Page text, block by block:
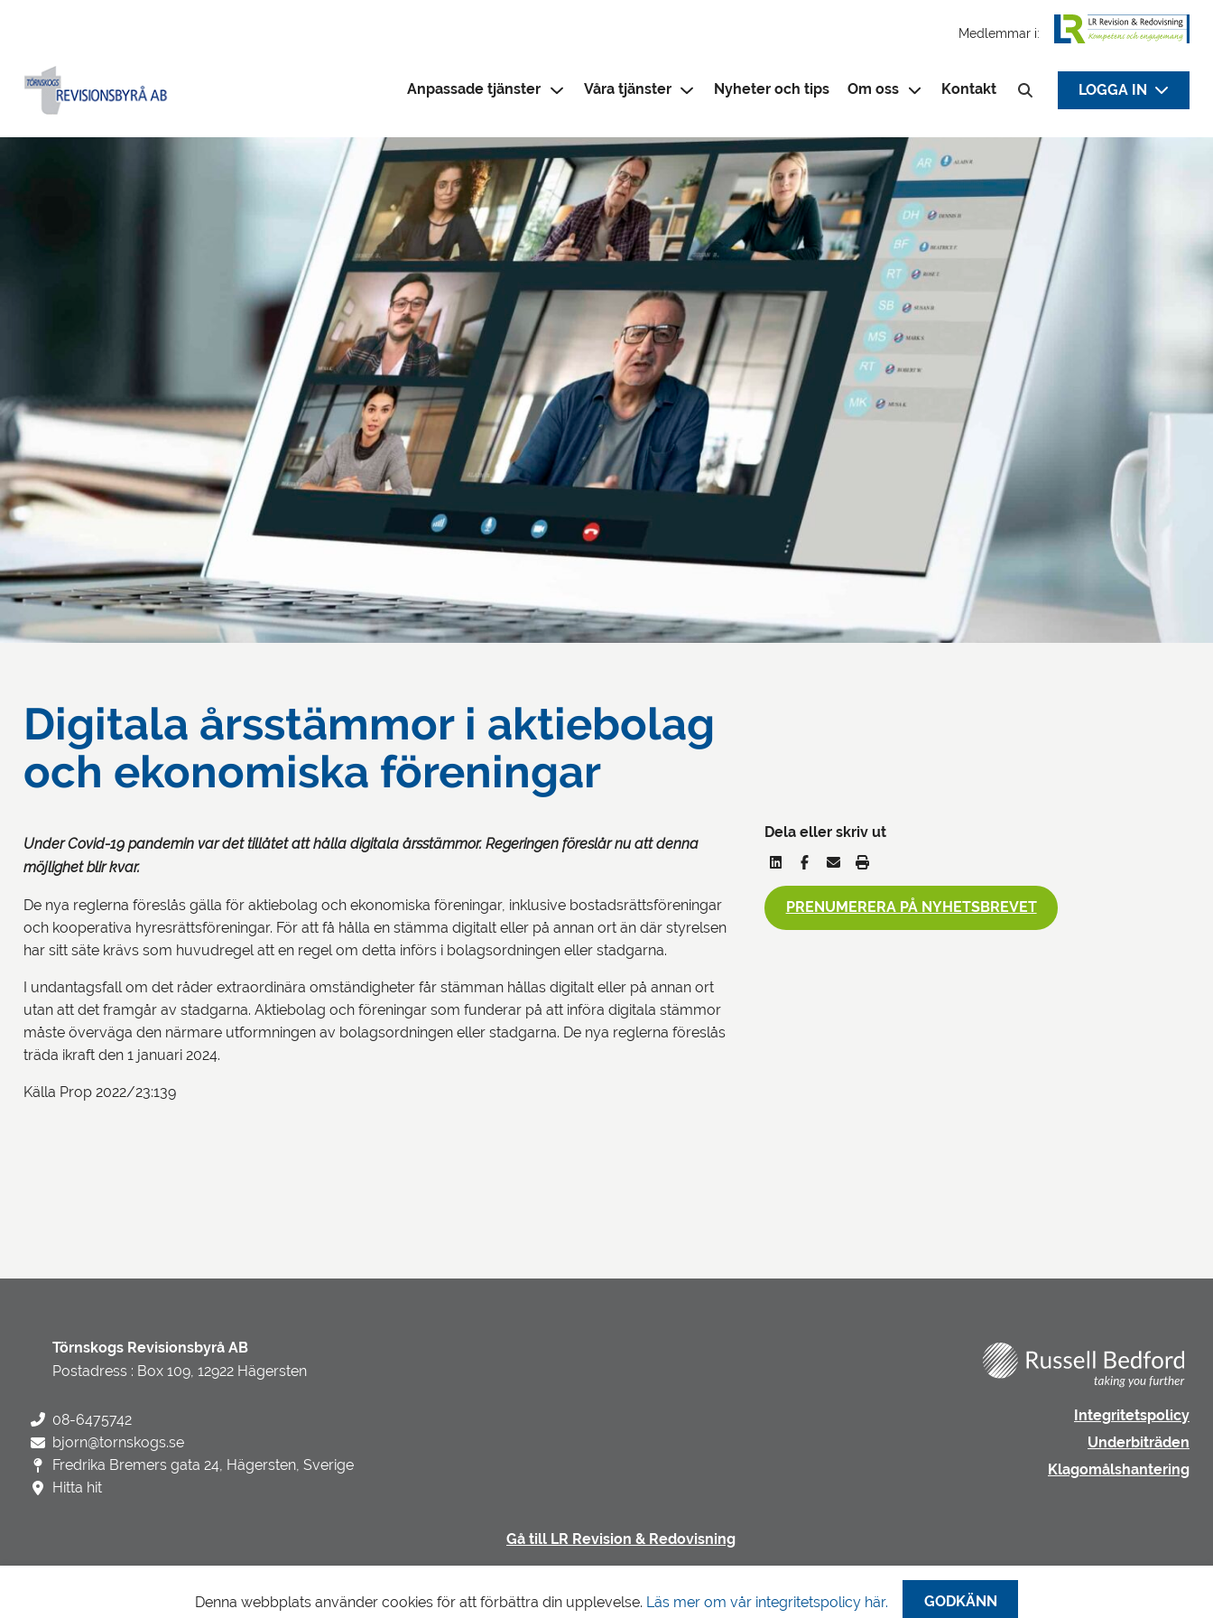
Medlemmar i:
Anpassade tjänster Våra tjänster Nyheter och tips Om oss Kontakt
Sök efter:
LOGGA IN
Digitala årsstämmor i aktiebolag
och ekonomiska föreningar
Under Covid-19 pandemin var det tillåtet att hålla digitala årsstämmor. Regeringen föreslår nu att denna
möjlighet blir kvar.
De nya reglerna föreslås gälla för aktiebolag och ekonomiska föreningar, inklusive bostadsrättsföreningar
och kooperativa hyresrättsföreningar. För att få hålla en stämma digitalt eller på annan ort än där styrelsen
har sitt säte krävs som huvudregel att en regel om detta införs i bolagsordningen eller stadgarna.
I undantagsfall om det råder extraordinära omständigheter får stämman hållas digitalt eller på annan ort
utan att det framgår av stadgarna. Aktiebolag och föreningar som funderar på att införa digitala stämmor
måste överväga den närmare utformningen av bolagsordningen eller stadgarna. De nya reglerna föreslås
träda ikraft den 1 januari 2024.
Källa Prop 2022/23:139
Dela eller skriv ut
PRENUMERERA PÅ NYHETSBREVET
Törnskogs Revisionsbyrå AB
Postadress : Box 109, 12922 Hägersten
08-6475742
bjorn@tornskogs.se
Fredrika Bremers gata 24, Hägersten, Sverige
Hitta hit
Integritetspolicy
Underbiträden
Klagomålshantering
Gå till LR Revision & Redovisning
Denna webbplats använder cookies för att förbättra din upplevelse. Läs mer om vår integritetspolicy här. GODKÄNN